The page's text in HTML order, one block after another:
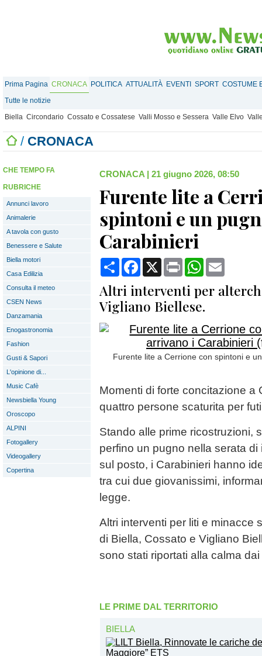
Prima Pagina CRONACA POLITICA ATTUALITÀ EVENTI SPORT COSTUME
Tutte le notizie
Biella Circondario Cossato e Cossatese Valli Mosso e Sessera Valle Elvo
/ CRONACA
CHE TEMPO FA
RUBRICHE
Annunci lavoro
Animalerie
A tavola con gusto
Benessere e Salute
Biella motori
Casa Edilizia
Consulta il meteo
CSEN News
Danzamania
Enogastronomia
Fashion
Gusti & Sapori
L'opinione di...
Music Cafè
Newsbiella Young
Oroscopo
ALPINI
Fotogallery
Videogallery
Copertina
CRONACA | 21 giugno 2026, 08:50
Furente lite a
spintoni e un
Carabinieri
CondividiFacebook
X Print WhatsApp
Altri interventi per
Vigliano Biellese.
Furente lite a Cerrione con spintoni e
Momenti di forte concitazione a
quattro persone scaturita per
Stando alle prime ricostruzioni,
perfino un pugno nella serata
sul posto, i Carabinieri hanno
tra cui due giovanissimi,
legge.
Altri interventi per liti e minacce
di Biella, Cossato e Vigliano
sono stati riportati alla calma dai
LE PRIME DAL TERRITORIO
BIELLA